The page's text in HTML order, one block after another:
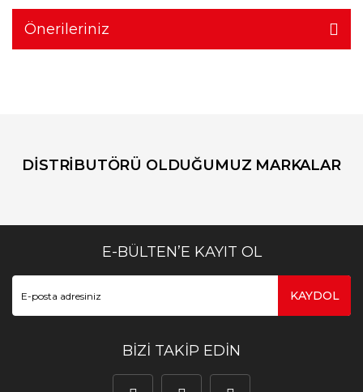
Önerileriniz
DİSTRİBUTÖRÜ OLDUĞUMUZ MARKALAR
E-BÜLTEN’E KAYIT OL
KAYDOL
BİZİ TAKİP EDİN